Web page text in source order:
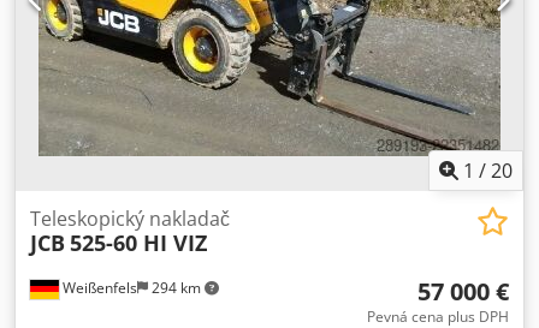
1 /20
Weißenfels 294 km
Teleskopický nakladač
JCB 525-60 HI VIZ
57 000 €
Pevná cena plus DPH